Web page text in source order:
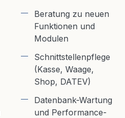
Beratung zu neuen
Funktionen und
Modulen
Schnittstellenpflege
(Kasse, Waage,
Shop, DATEV)
Datenbank-Wartung
und Performance-